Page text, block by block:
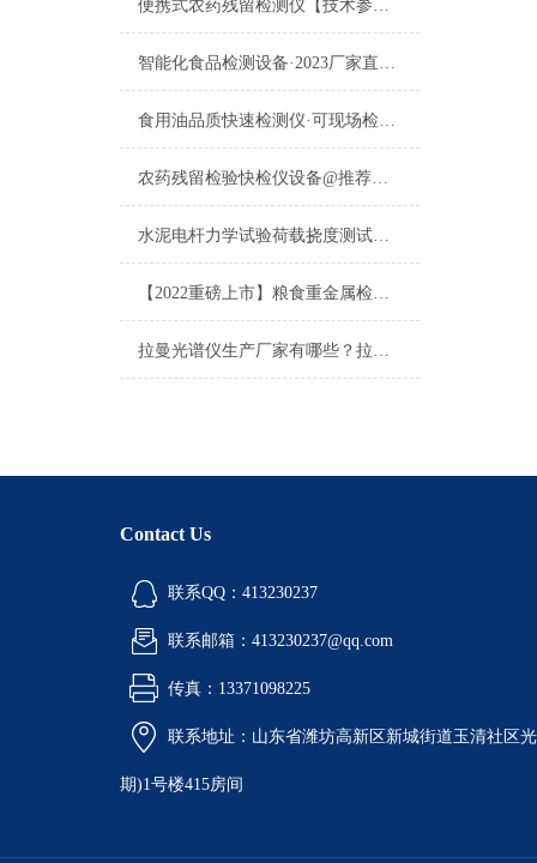
便携式农药残留检测仪【技术参数】
智能化食品检测设备·2023厂家直销·山东云唐智能化食品检测设备
食用油品质快速检测仪·可现场检测·食用油品质快速检测仪
农药残留检验快检仪设备@推荐云唐科技农药残留检验快检仪设备生产厂家
水泥电杆力学试验荷载挠度测试仪行业检测选电杆荷载扰度测试仪
【2022重磅上市】粮食重金属检测仪多少钱一台@粮食重金属检测仪多少钱
拉曼光谱仪生产厂家有哪些？拉曼光谱仪生产厂家介绍！
Contact Us
联系QQ：413230237
联系邮箱：413230237@qq.com
传真：13371098225
联系地址：山东省潍坊高新区新城街道玉清社区
期)1号楼415房间